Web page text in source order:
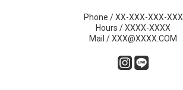
Phone / XX-XXX-XXX-XXX
Hours / XXXX-XXXX
Mail / XXX@XXXX.COM